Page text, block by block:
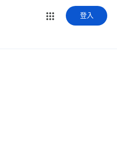
登入